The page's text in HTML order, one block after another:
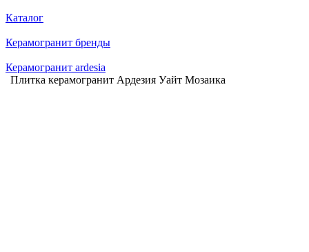
Каталог
Керамогранит бренды
Керамогранит ardesia
Плитка керамогранит Ардезия Уайт Мозаика